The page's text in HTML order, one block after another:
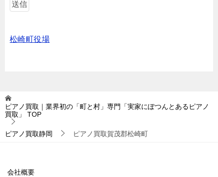
松崎町役場
ピアノ買取｜業界初の「町と村」専門「実家にぽつんとあるピアノ
買取」
TOP
ピアノ買取静岡 ピアノ買取賀茂郡松崎町
会社概要